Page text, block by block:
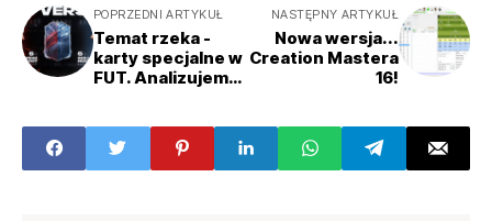
POPRZEDNI ARTYKUŁ
Temat rzeka -
karty specjalne w
FUT. Analizujemy,
NASTĘPNY ARTYKUŁ
Nowa wersja...
Creation Mastera
16!